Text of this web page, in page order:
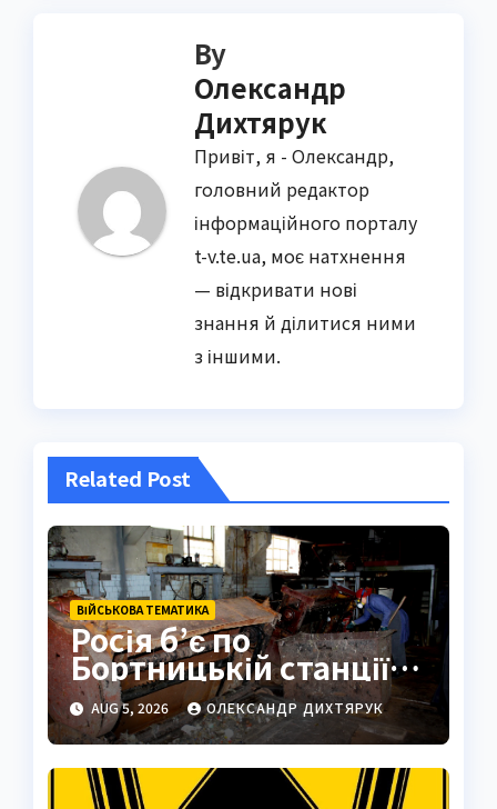
By
Олександр
Дихтярук
Привіт, я - Олександр,
головний редактор
інформаційного порталу
t-v.te.ua, моє натхнення
— відкривати нові
знання й ділитися ними
з іншими.
Related Post
ВІЙСЬКОВА ТЕМАТИКА
Росія б’є по
Бортницькій станції:
експерт попередив
про катастрофу
AUG 5, 2026 ОЛЕКСАНДР ДИХТЯРУК